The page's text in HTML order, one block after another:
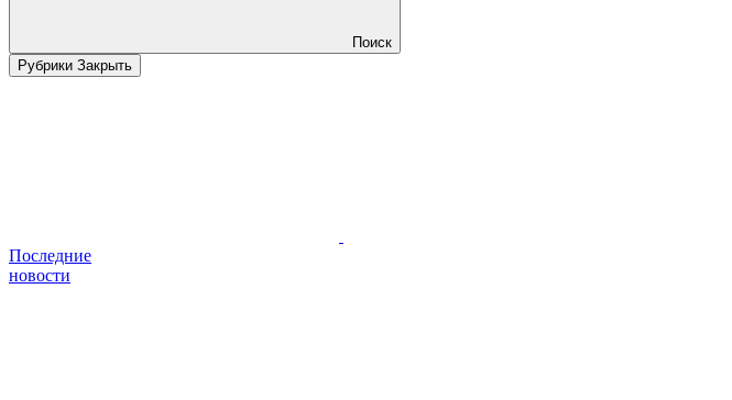
Поиск
Рубрики Закрыть
Последние
новости